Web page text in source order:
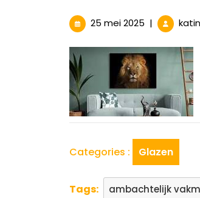
25 mei 2025 25
mei
2025
|
Categories : Glazen
Tags: ambachtelijk